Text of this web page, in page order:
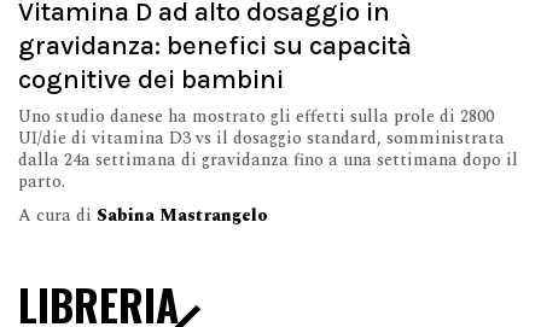
Vitamina D ad alto dosaggio in
gravidanza: benefici su capacità
cognitive dei bambini
Uno studio danese ha mostrato gli effetti sulla prole di 2800
UI/die di vitamina D3 vs il dosaggio standard, somministrata
dalla 24a settimana di gravidanza fino a una settimana dopo il
parto.
A cura di Sabina Mastrangelo
LIBRERIA